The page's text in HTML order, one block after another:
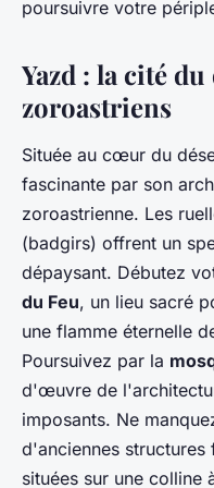
poursuivre votre
Yazd : la cité
zoroastriens
Située au cœur du
fascinante par son
zoroastrienne. Les
(badgirs) offrent un
dépaysant. Débutez
du Feu, un lieu sacré
une flamme éternelle
Poursuivez par la
d'œuvre de
imposants. Ne
d'anciennes structures
situées sur une colline